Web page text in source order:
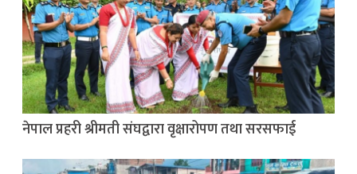
नेपाल प्रहरी श्रीमती संघद्वारा वृक्षारोपण तथा सरसफाई